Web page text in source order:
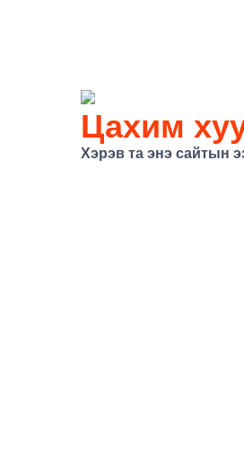
Цахим
Хэрэв та энэ сайтын